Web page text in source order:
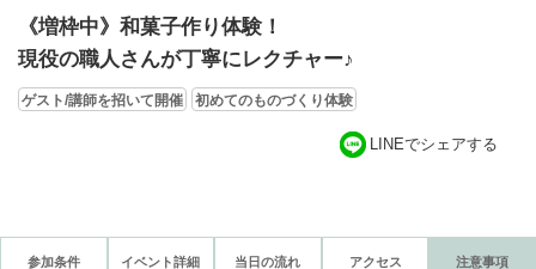
《増枠中》和菓子作り体験！
現役の職人さんが丁寧にレクチャー♪
ゲスト/講師を招いて開催 初めてのものづくり体験
LINEでシェアする
参加条件 イベント詳細 当日の流れ アクセス 注意事項